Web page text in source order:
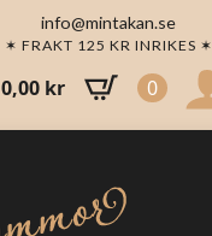
info@mintakan.se
✶ FRAKT 125 KR INRIKES ✶
0,00 kr 0